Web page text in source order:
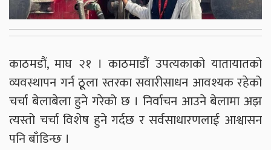
काठमडौं, माघ २१ । काठमाडौं उपत्यकाको यातायातको
व्यवस्थापन गर्न ठूूला स्तरका सवारीसाधन आवश्यक रहेको
चर्चा बेलाबेला हुने गरेको छ । निर्वाचन आउने बेलामा अझ
त्यस्तो चर्चा विशेष हुने गर्दछ र सर्वसाधारणलाई आश्वासन
पनि बाँडिन्छ ।